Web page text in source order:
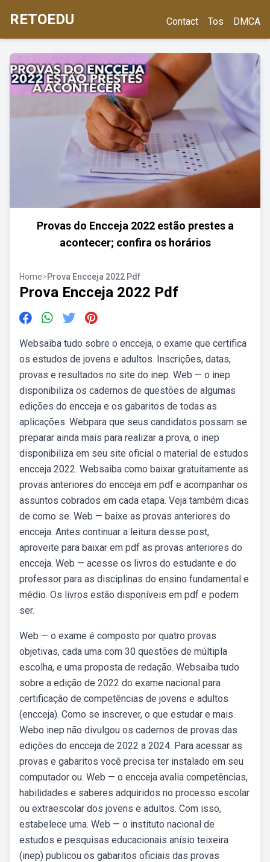
RETOEDU Contact Tos DMCA
Provas do Encceja 2022 estão prestes a
acontecer; confira os horários
Home>Prova Encceja 2022 Pdf
Prova Encceja 2022 Pdf
Websaiba tudo sobre o encceja, o exame que certifica
os estudos de jovens e adultos. Inscrições, datas,
provas e resultados no site do inep. Web — o inep
disponibiliza os cadernos de questões de algumas
edições do encceja e os gabaritos de todas as
aplicações. Webpara que seus candidatos possam se
preparar ainda mais para realizar a prova, o inep
disponibiliza em seu site oficial o material de estudos
encceja 2022. Websaiba como baixar gratuitamente as
provas anteriores do encceja em pdf e acompanhar os
assuntos cobrados em cada etapa. Veja também dicas
de como se. Web — baixe as provas anteriores do
encceja. Antes continuar a leitura desse post,
aproveite para baixar em pdf as provas anteriores do
encceja. Web — acesse os livros do estudante e do
professor para as disciplinas do ensino fundamental e
médio. Os livros estão disponíveis em pdf e podem
ser.
Web — o exame é composto por quatro provas
objetivas, cada uma com 30 questões de múltipla
escolha, e uma proposta de redação. Websaiba tudo
sobre a edição de 2022 do exame nacional para
certificação de competências de jovens e adultos
(encceja). Como se inscrever, o que estudar e mais.
Webo inep não divulgou os cadernos de provas das
edições do encceja de 2022 a 2024. Para acessar as
provas e gabaritos você precisa ter instalado em seu
computador ou. Web — o encceja avalia competências,
habilidades e saberes adquiridos no processo escolar
ou extraescolar dos jovens e adultos. Com isso,
estabelece uma. Web — o instituto nacional de
estudos e pesquisas educacionais anísio teixeira
(inep) publicou os gabaritos oficiais das provas